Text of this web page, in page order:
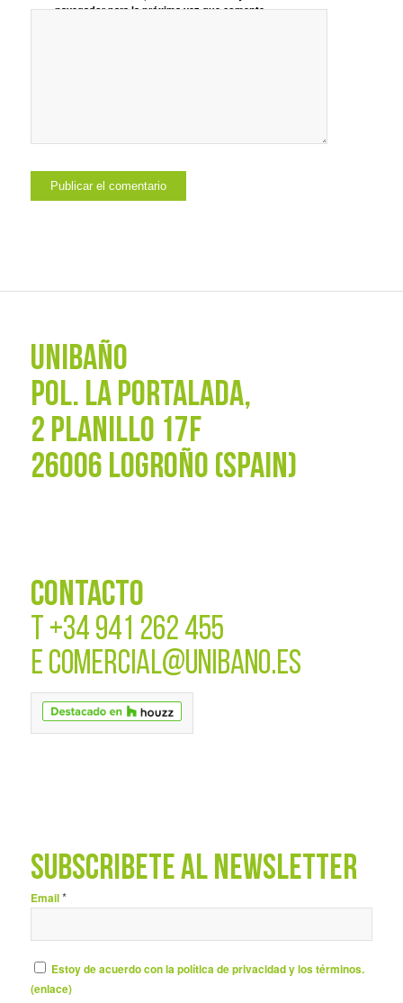
navegador para la próxima vez que comente.
UNIBAÑO
POL. La Portalada,
2 PLANILLO 17F
26006 LOGROÑO (SPAIN)
CONTACTO
T +34 941 262 455
E COMERCIAL@UNIBANO.ES
SUBSCRÍBETE AL NEWSLETTER
Email*
Estoy de acuerdo con la política de privacidad y los términos.
(enlace)